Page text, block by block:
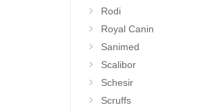
Rodi
Royal Canin
Sanimed
Scalibor
Schesir
Scruffs